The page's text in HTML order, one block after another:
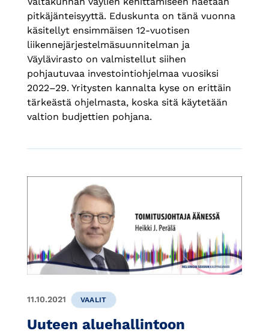
pitkäjänteisyyttä. Eduskunta on tänä vuonna
käsitellyt ensimmäisen 12-vuotisen
liikennejärjestelmäsuunnitelman ja
Väylävirasto on valmistellut siihen
pohjautuvaa investointiohjelmaa vuosiksi
2022–29. Yritysten kannalta kyse on erittäin
tärkeästä ohjelmasta, koska sitä käytetään
valtion budjettien pohjana.
11.10.2021 VAALIT
Uuteen aluehallintoon